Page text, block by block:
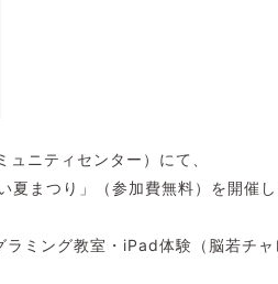
ニティセンター）にて、
夏まつり」（参加費無料）を開催し
ミング教室・iPad体験（脳若チ